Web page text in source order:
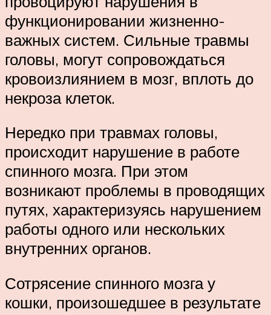
функционировании жизненно-
важных систем. Сильные травмы
головы, могут сопровождаться
кровоизлиянием в мозг, вплоть до
некроза клеток.
Нередко при травмах головы,
происходит нарушение в работе
спинного мозга. При этом
возникают проблемы в проводящих
путях, характеризуясь нарушением
работы одного или нескольких
внутренних органов.
Сотрясение спинного мозга у
кошки, произошедшее в результате